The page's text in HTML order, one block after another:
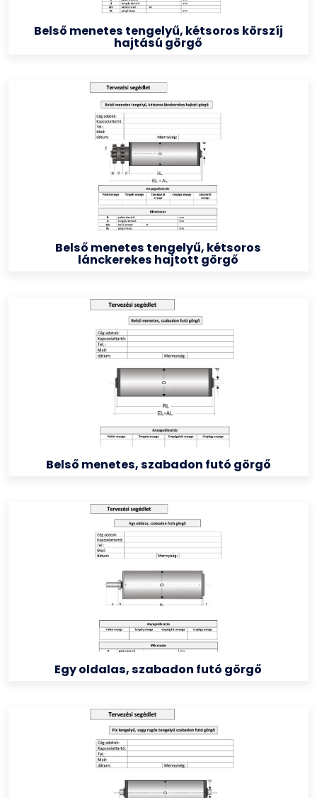
Belső menetes tengelyű, kétsoros körszíj
hajtású görgő
Belső menetes tengelyű, kétsoros
lánckerekes hajtott görgő
Belső menetes, szabadon futó görgő
Egy oldalas, szabadon futó görgő